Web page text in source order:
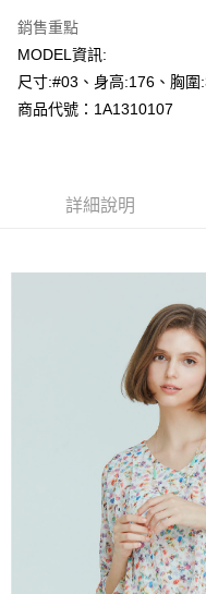
AFTEE先享後付
相關說明
AFTEE先享後付是「在收到商
３．安心：先確認商品／服務
結帳頁面，進行簡訊認證並確
３．收到繳費通知簡訊後14天
ATM／網路銀行／等多元方式
※ 請注意：結帳手續完成當下
購買商品的店家。未經商家同
後付繳納相關費用。
※ 交易是否成功請以「
是否繳費成功／繳費後需取消
https://
【注意事項】
１．透過由恩沛科技股份有限
易，需依本服務之必要範圍內
權轉讓予恩沛科技股份有限公
２．關於個人資料處理事宜，
https://aftee.tw/terms/#terms3
每筆NT$60，滿NT$2,000(
付款後7-11取貨---滿2000元
每筆NT$60，滿NT$2,000(
宅配-滿2000元免運
每筆NT$120，滿
銷售重點
MODEL資訊:
尺寸:#03、身高:176、胸
商品代號：1A1310107
詳細說明